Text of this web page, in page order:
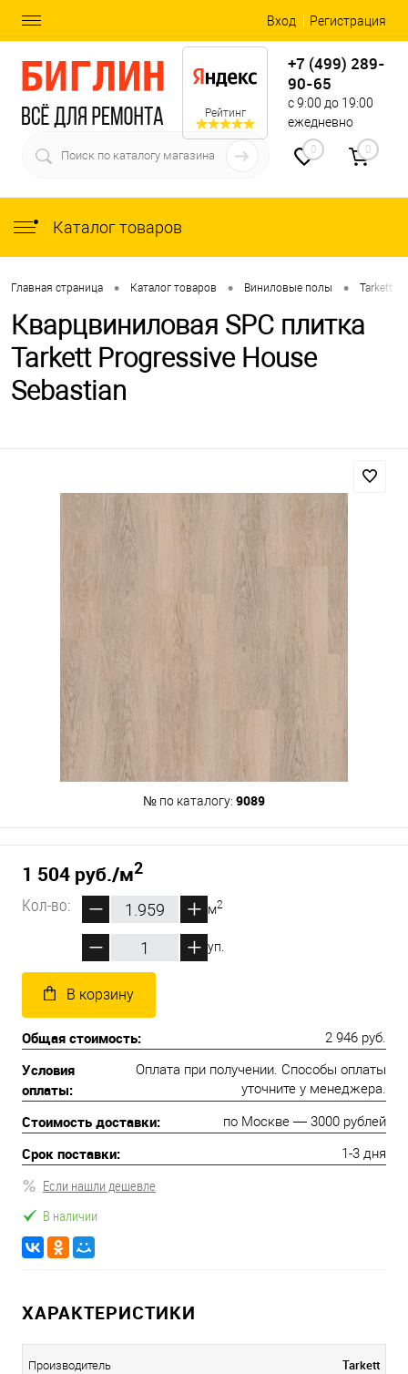
Вход Регистрация
Рейтинг
+7 (499) 289-
90-65
с 9:00 до 19:00
ежедневно
0 0
Каталог товаров
Главная страница • Каталог товаров • Виниловые полы • Tarkett
Кварцвиниловая SPC плитка
Tarkett Progressive House
Sebastian
№ по каталогу: 9089
1 504 руб./м2
Кол-во:
м2
уп.
В корзину
Общая стоимость: 2 946 руб.
Условия
оплаты:
Оплата при получении. Способы оплаты
уточните у менеджера.
Стоимость доставки: по Москве — 3000 рублей
Срок поставки: 1-3 дня
Если нашли дешевле
В наличии
ХАРАКТЕРИСТИКИ
Производитель Tarkett